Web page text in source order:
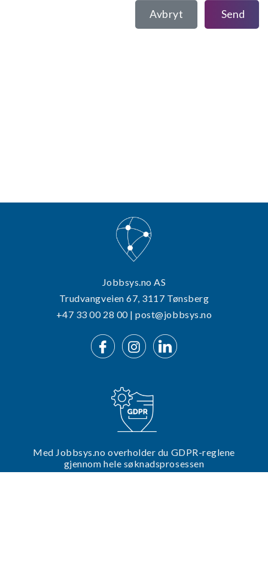
Avbryt
Jobbsys.no AS
Trudvangveien 67, 3117 Tønsberg
+47 33 00 28 00 | post@jobbsys.no
Med Jobbsys.no overholder du GDPR-reglene
gjennom hele søknadsprosessen